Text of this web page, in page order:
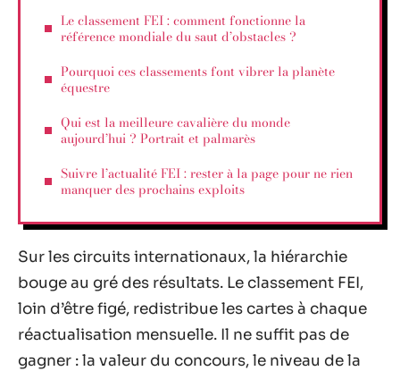
Le classement FEI : comment fonctionne la
référence mondiale du saut d’obstacles ?
Pourquoi ces classements font vibrer la planète
équestre
Qui est la meilleure cavalière du monde
aujourd’hui ? Portrait et palmarès
Suivre l’actualité FEI : rester à la page pour ne rien
manquer des prochains exploits
Sur les circuits internationaux, la hiérarchie
bouge au gré des résultats. Le classement FEI,
loin d’être figé, redistribue les cartes à chaque
réactualisation mensuelle. Il ne suffit pas de
gagner : la valeur du concours, le niveau de la